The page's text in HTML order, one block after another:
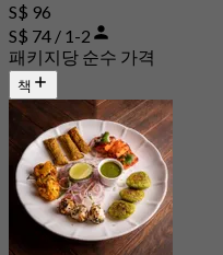
S$ 96
S$ 74 / 1-2
패키지당 순수 가격
책